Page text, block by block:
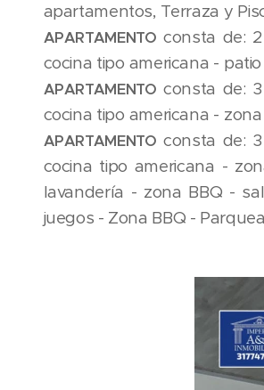
APARTAMENTO consta de:
cocina tipo
APARTAMENTO consta de:
cocina tipo
APARTAMENTO consta de:
cocina tipo americana -
lavandería - zona BBQ -
juegos - Zona BBQ -